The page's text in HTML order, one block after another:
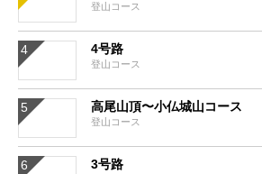
登山コース
4号路
登山コース
高尾山頂〜小仏城山コース
登山コース
3号路